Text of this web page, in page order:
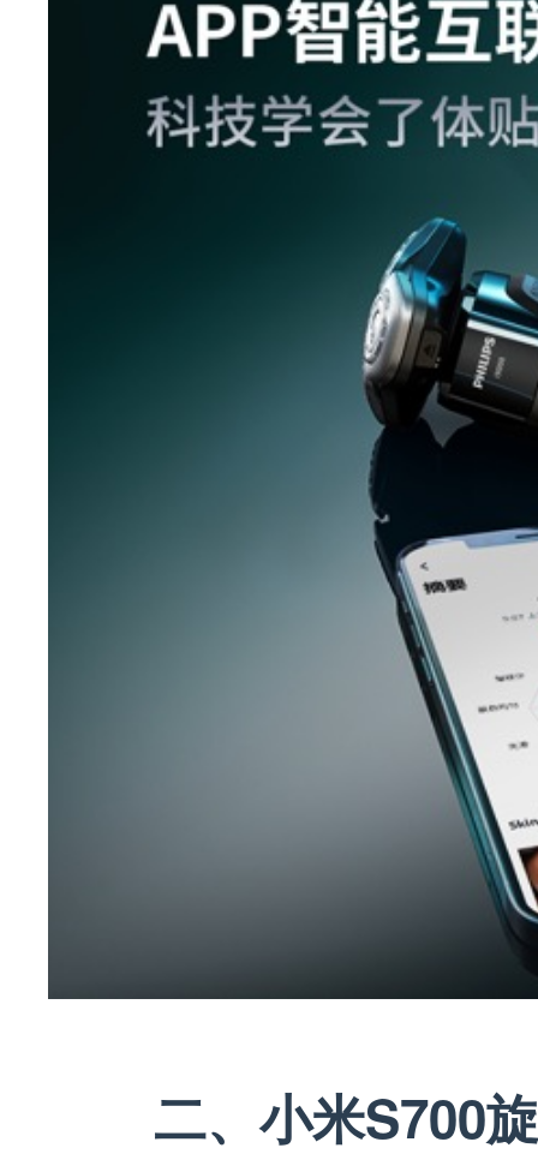
二、小米S700